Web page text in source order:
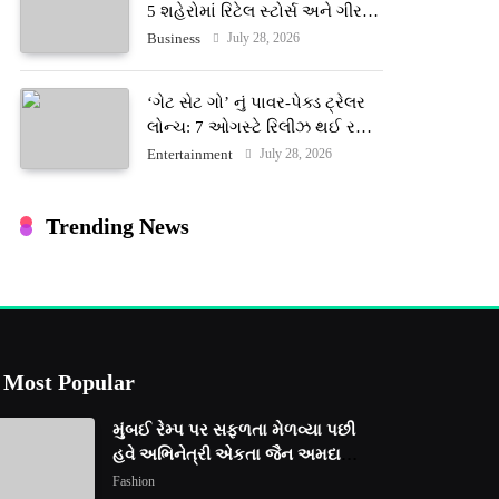
5 શહેરોમાં રિટેલ સ્ટોર્સ અને ગીર
ગાયના વૈદિક વલોણા ઘી-દૂધની શુદ્ધ
Business July 28, 2026
‘ગેટ સેટ ગો’ નું પાવર-પેક્ડ ટ્રેલર
લોન્ચ: 7 ઓગસ્ટે રિલીઝ થઈ રહેલ
આ ફિલ્મમાં હાઇ-ટેક VFX જોવા
Entertainment July 28, 2026
Trending News
Most Popular
મુંબઈ રેમ્પ પર સફળતા મેળવ્યા પછી
હવે અભિનેત્રી એકતા જૈન અમદાવાદ
ફેશન વીકમાં પોતાની પ્રતિભા
Fashion